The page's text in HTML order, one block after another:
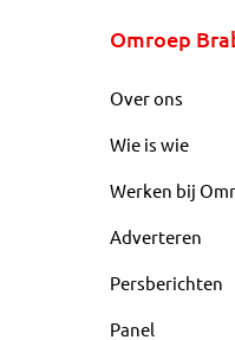
Omroep
Over ons
Wie is wie
Werken bij
Adverteren
Persberichten
Panel